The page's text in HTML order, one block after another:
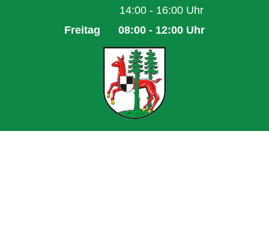
Von 08:00 bis 12:00 Uhr
14:00 - 16:00 Uhr
Von 14:00 bis 16:00 Uhr
Freitag 08:00 - 12:00 Uhr
Von 08:00 bis 12:00 Uhr